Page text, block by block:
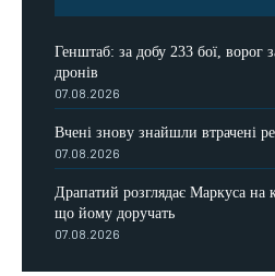
Генштаб: за добу 233 бої, ворог
дронів
07.08.2026
Вчені знову знайшли втрачені
07.08.2026
Драпатий розглядає Маркуса
що йому доручать
07.08.2026